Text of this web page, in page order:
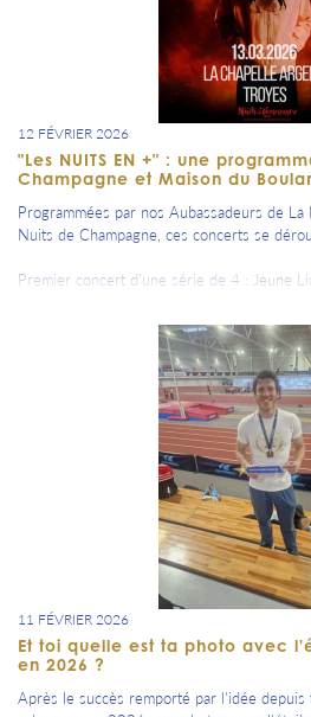
12 FÉVRIER 2026
"Les NUITS EN +" : une
Champagne et Maison du
Programmées par nos Aubassadeurs de
Nuits de Champagne, ces concerts se
Premier concert d'une série de 4 : Jeune
Originaire de la Côte d'Ivoire, Jeune Lion
paroles de la New Wave africaine. Avec
esthétique sacrée, réalité urbaine et
hybride combine afro-urban, trap mystique,
Fort de plus de 180 000 auditeurs
comme une figure montante de la nouvelle
une tournée en 2024 remarquée, dont
La Place, il prépare la sortie de son
11 FÉVRIER 2026
Et toi quelle est ta photo avec
en 2026 ?
Après le succès remporté par l'idée depuis